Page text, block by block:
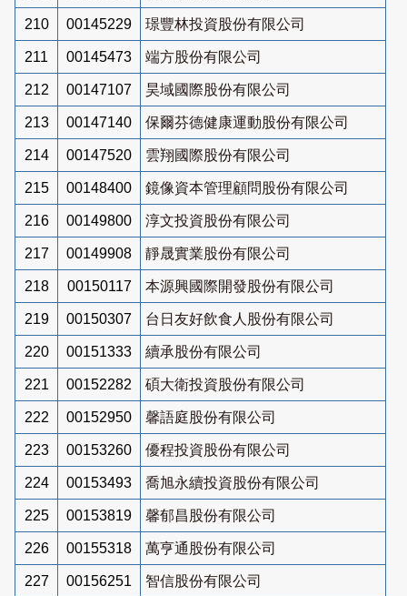
210 00145229 璟豐林投資股份有限公司
211 00145473 端方股份有限公司
212 00147107 昊域國際股份有限公司
213 00147140 保爾芬德健康運動股份有限公司
214 00147520 雲翔國際股份有限公司
215 00148400 鏡像資本管理顧問股份有限公司
216 00149800 淳文投資股份有限公司
217 00149908 靜晟實業股份有限公司
218 00150117 本源興國際開發股份有限公司
219 00150307 台日友好飲食人股份有限公司
220 00151333 續承股份有限公司
221 00152282 碩大衛投資股份有限公司
222 00152950 馨語庭股份有限公司
223 00153260 優程投資股份有限公司
224 00153493 喬旭永續投資股份有限公司
225 00153819 馨郁昌股份有限公司
226 00155318 萬亨通股份有限公司
227 00156251 智信股份有限公司